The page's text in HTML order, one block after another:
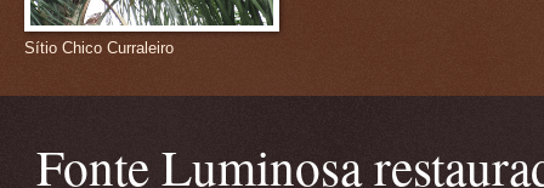
Sítio Chico Curraleiro
Fonte Luminosa